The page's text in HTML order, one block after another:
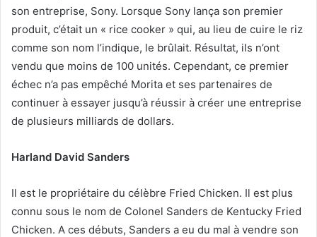
son entreprise, Sony. Lorsque Sony lança son premier
produit, c’était un « rice cooker » qui, au lieu de cuire le riz
comme son nom l’indique, le brûlait. Résultat, ils n’ont
vendu que moins de 100 unités. Cependant, ce premier
échec n’a pas empêché Morita et ses partenaires de
continuer à essayer jusqu’à réussir à créer une entreprise
de plusieurs milliards de dollars.
Harland David Sanders
Il est le propriétaire du célèbre Fried Chicken. Il est plus
connu sous le nom de Colonel Sanders de Kentucky Fried
Chicken. A ces débuts, Sanders a eu du mal à vendre son